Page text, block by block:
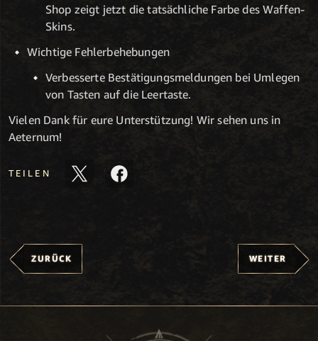
Shop zeigt jetzt die tatsächliche Farbe des Waffen-
Skins.
Wichtige Fehlerbehebungen
Verbesserte Bestätigungsmeldungen bei Umlegen
von Tasten auf die Leertaste.
Vielen Dank für eure Unterstützung! Wir sehen uns in
Aeternum!
TEILEN
ZURÜCK WEITER